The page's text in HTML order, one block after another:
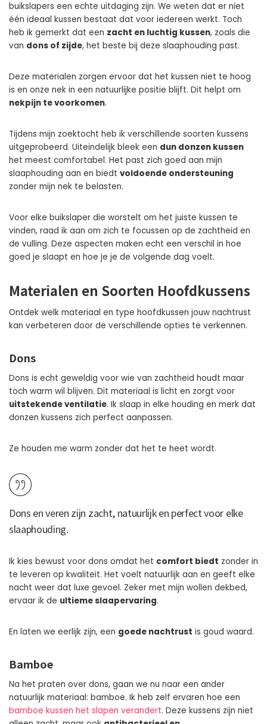
buikslapers een echte uitdaging zijn. We weten dat er niet
één ideaal kussen bestaat dat voor iedereen werkt. Toch
heb ik gemerkt dat een zacht en luchtig kussen, zoals die
van dons of zijde, het beste bij deze slaaphouding past.
Deze materialen zorgen ervoor dat het kussen niet te hoog
is en onze nek in een natuurlijke positie blijft. Dit helpt om
nekpijn te voorkomen.
Tijdens mijn zoektocht heb ik verschillende soorten kussens
uitgeprobeerd. Uiteindelijk bleek een dun donzen kussen
het meest comfortabel. Het past zich goed aan mijn
slaaphouding aan en biedt voldoende ondersteuning
zonder mijn nek te belasten.
Voor elke buikslaper die worstelt om het juiste kussen te
vinden, raad ik aan om zich te focussen op de zachtheid en
de vulling. Deze aspecten maken echt een verschil in hoe
goed je slaapt en hoe je je de volgende dag voelt.
Materialen en Soorten Hoofdkussens
Ontdek welk materiaal en type hoofdkussen jouw nachtrust
kan verbeteren door de verschillende opties te verkennen.
Dons
Dons is echt geweldig voor wie van zachtheid houdt maar
toch warm wil blijven. Dit materiaal is licht en zorgt voor
uitstekende ventilatie. Ik slaap in elke houding en merk dat
donzen kussens zich perfect aanpassen.
Ze houden me warm zonder dat het te heet wordt.
Dons en veren zijn zacht, natuurlijk en perfect voor elke
slaaphouding.
Ik kies bewust voor dons omdat het comfort biedt zonder in
te leveren op kwaliteit. Het voelt natuurlijk aan en geeft elke
nacht weer dat luxe gevoel. Zeker met mijn wollen dekbed,
ervaar ik de ultieme slaapervaring.
En laten we eerlijk zijn, een goede nachtrust is goud waard.
Bamboe
Na het praten over dons, gaan we nu naar een ander
natuurlijk materiaal: bamboe. Ik heb zelf ervaren hoe een
bamboe kussen het slapen verandert. Deze kussens zijn niet